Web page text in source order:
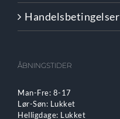
Handelsbetingelser
ÅBNINGSTIDER
Man-Fre: 8-17
Lør-Søn: Lukket
Helligdage: Lukket